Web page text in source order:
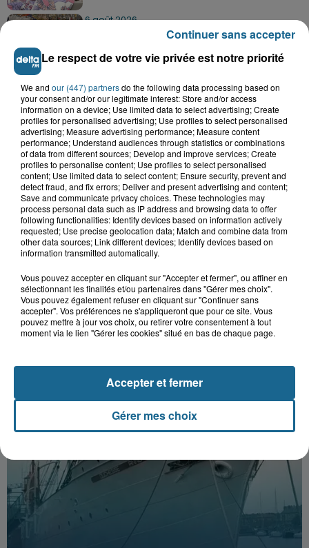
6 août 2026
Dunkerque : dix jeunes vont parcourir
6 août 2026
Blendecques : le jeune garçon de 12
ans qui s'était noyé est...
6 août 2026
Risque incendie dans le Nord : ce que
vous ne pouvez plus faire
NOS AUTRES PODCASTS
Le respect de votre vie privée est notre priorité
We and our (447) partnersdo the following data processing based on
your consent and/or our legitimate interest: Store and/or access
information on a device; Use limited data to select advertising; Create
profiles for personalised advertising; Use profiles to select personalised
advertising; Measure advertising performance; Measure content
performance; Understand audiences through statistics or combinations
of data from different sources; Develop and improve services; Create
profiles to personalise content; Use profiles to select personalised
content; Use limited data to select content; Ensure security, prevent and
detect fraud, and fix errors; Deliver and present advertising and content;
Save and communicate privacy choices. These technologies may
process personal data such as IP address and browsing data to offer
following functionalities: Identify devices based on information actively
requested; Use precise geolocation data; Match and combine data from
other data sources; Link different devices; Identify devices based on
information transmitted automatically.
Vous pouvez accepter en cliquant sur "Accepter et fermer", ou affiner en
sélectionnant les finalités et/ou partenaires dans "Gérer mes choix".
Vous pouvez également refuser en cliquant sur "Continuer sans
accepter". Vos préférences ne s'appliqueront que pour ce site. Vous
pouvez mettre à jour vos choix, ou retirer votre consentement à tout
moment via le lien "Gérer les cookies" situé en bas de chaque page.
Gérer mes choix
Accepter et fermer
Continuer sans accepter